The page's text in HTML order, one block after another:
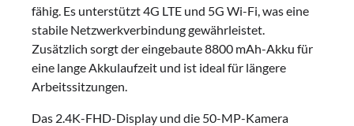
fähig. Es unterstützt 4G LTE und 5G Wi-Fi, was eine
stabile Netzwerkverbindung gewährleistet.
Zusätzlich sorgt der eingebaute 8800 mAh-Akku für
eine lange Akkulaufzeit und ist ideal für längere
Arbeitssitzungen.
Das 2.4K-FHD-Display und die 50-MP-Kamera